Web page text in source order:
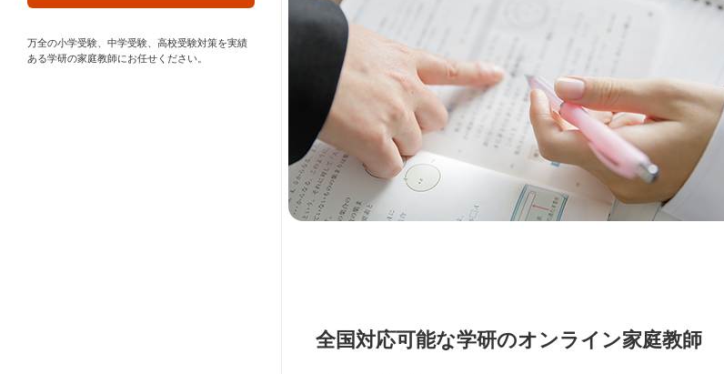
万全の小学受験、中学受験、高校受験対策を実績
ある学研の家庭教師にお任せください。
全国対応可能な学研のオンライン家庭教師